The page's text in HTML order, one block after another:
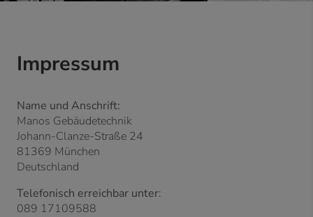
Impressum
Name und Anschrift:
Manos Gebäudetechnik
Johann-Clanze-Straße 24
81369 München
Deutschland
Telefonisch erreichbar unter:
089 17109588